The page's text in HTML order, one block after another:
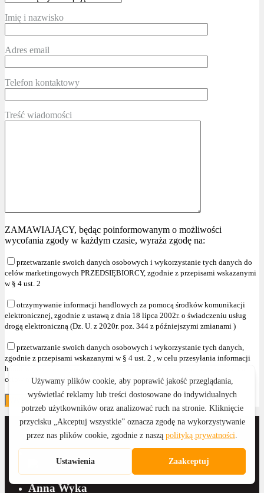
Imię i nazwisko
Adres email
Telefon kontaktowy
Treść wiadomości
ZAMAWIAJĄCY, będąc poinformowanym o możliwości
wycofania zgody w każdym czasie, wyraża zgodę na:
przetwarzanie swoich danych osobowych i wykorzystanie tych danych do
celów marketingowych PRZEDSIĘBIORCY, zgodnie z przepisami wskazanymi
w § 4 ust. 2
otrzymywanie informacji handlowych za pomocą środków komunikacji
elektronicznej, zgodnie z ustawą z dnia 18 lipca 2002r. o świadczeniu usług
drogą elektroniczną (Dz. U. z 2020r. poz. 344 z późniejszymi zmianami )
przetwarzanie swoich danych osobowych i wykorzystanie tych danych,
zgodnie z przepisami wskazanymi w § 4 ust. 2 , w celu przesyłania informacji
handlowych oraz używania telekomunikacyjnych urządzeń końcowych dla
celów marketingu bezpośredniego."
Anna Wyka